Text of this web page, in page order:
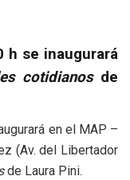
h se inaugurará
cotidianosde
en el MAP –
(Av. del Libertador
de Laura Pini.